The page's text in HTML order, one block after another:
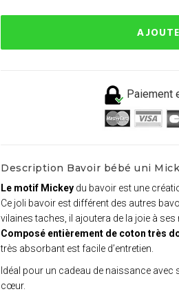
Paiement
Description Bavoir bébé uni
Le motif Mickey du bavoir est une
Ce joli bavoir est différent des autres
vilaines taches, il ajoutera de la joie à
Composé entièrement de coton très
très absorbant est facile d’entretien.
Idéal pour un cadeau de naissance
cœur.